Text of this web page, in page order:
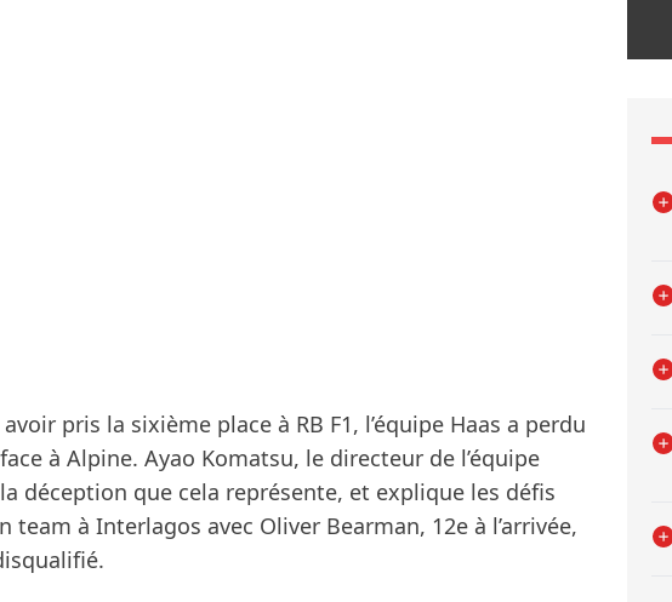
pris la sixième place à RB F1, l’équipe Haas a perdu
à Alpine. Ayao Komatsu, le directeur de l’équipe
déception que cela représente, et explique les défis
team à Interlagos avec Oliver Bearman, 12e à l’arrivée,